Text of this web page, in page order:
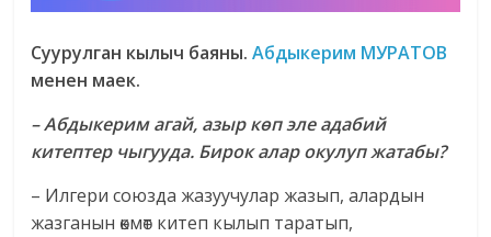
Суурулган кылыч баяны. Абдыкерим МУРАТОВ
менен маек.
– Абдыкерим агай, азыр көп эле адабий
китептер чыгууда. Бирок алар окулуп жатабы?
– Илгери союзда жазуучулар жазып, алардын
жазганын өкмөт китеп кылып таратып,